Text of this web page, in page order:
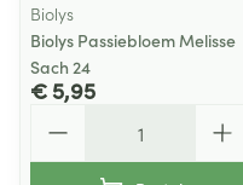
Biolys
Biolys Passiebloem Melisse
Sach 24
€ 5,95